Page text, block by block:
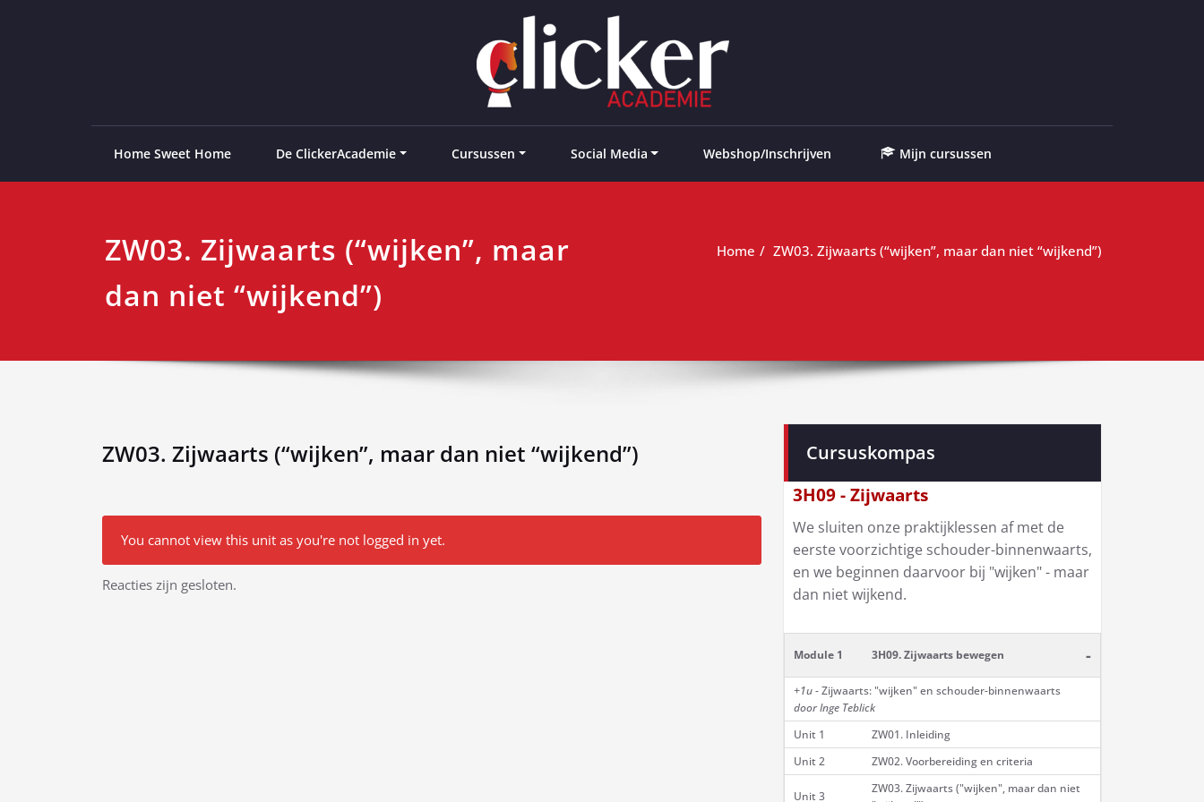
Home Sweet Home De ClickerAcademie Cursussen Social Media Webshop/Inschrijven Mijn cursussen
ZW03. Zijwaarts (“wijken”, maar
dan niet “wijkend”)
Home ZW03. Zijwaarts (“wijken”, maar dan niet “wijkend”)
ZW03. Zijwaarts (“wijken”, maar dan niet “wijkend”)
You cannot view this unit as you're not logged in yet.
Bericht
Reacties zijn gesloten.
Cursuskompas
3H09 - Zijwaarts
We sluiten onze praktijklessen af met de
eerste voorzichtige schouder-binnenwaarts,
en we beginnen daarvoor bij "wijken" - maar
dan niet wijkend.
Module 1 3H09. Zijwaarts bewegen -
+1u- Zijwaarts: "wijken" en schouder-binnenwaarts
door Inge Teblick
Unit 1
ZW01. Inleiding
Unit 2
ZW02. Voorbereiding en criteria
Unit 3
ZW03. Zijwaarts ("wijken", maar dan niet